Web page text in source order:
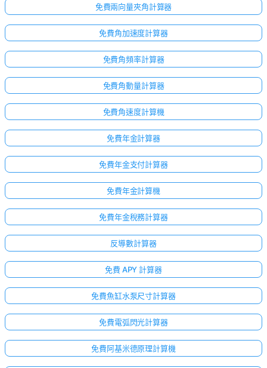
免費兩向量夾角計算器
免費角加速度計算器
免費角頻率計算器
免費角動量計算器
免費角速度計算機
免費年金計算器
免費年金支付計算器
免費年金計算機
免費年金稅務計算器
反導數計算器
免費 APY 計算器
免費魚缸水泵尺寸計算器
免費電弧閃光計算器
免費阿基米德原理計算機